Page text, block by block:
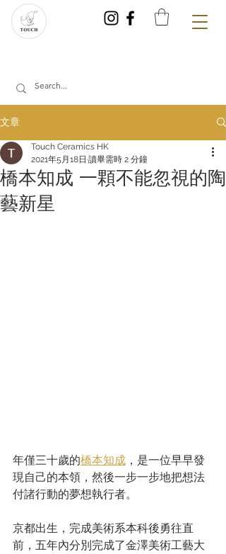
文章
橋本知成 一顆不能忽視的陶
藝新星
Touch Ceramics HK
2021年5月18日 讀畢需時 2 分鐘
年僅三十歲的橋本知成 ，是一位早早發
現自己的本領，然後一步一步地把想法
付諸行動的夢想執行者。
京都出生，完成美術系本科後勇往直
前，五年內分別完成了金澤美術工藝大